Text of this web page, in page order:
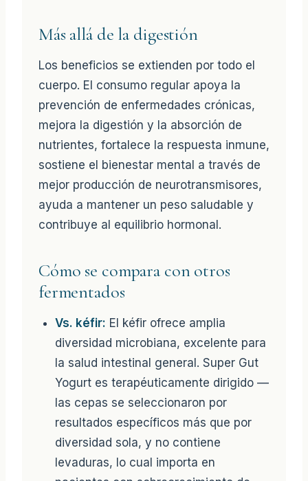
Más allá de la digestión
Los beneficios se extienden por todo el
cuerpo. El consumo regular apoya la
prevención de enfermedades crónicas,
mejora la digestión y la absorción de
nutrientes, fortalece la respuesta inmune,
sostiene el bienestar mental a través de
mejor producción de neurotransmisores,
ayuda a mantener un peso saludable y
contribuye al equilibrio hormonal.
Cómo se compara con otros
fermentados
Vs. kéfir: El kéfir ofrece amplia
diversidad microbiana, excelente para
la salud intestinal general. Super Gut
Yogurt es terapéuticamente dirigido —
las cepas se seleccionaron por
resultados específicos más que por
diversidad sola, y no contiene
levaduras, lo cual importa en